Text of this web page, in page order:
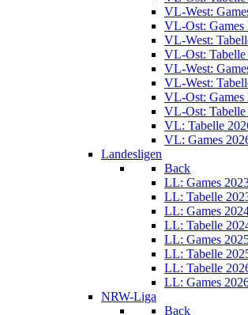
VL-West:
VL-Ost: Games
VL-West:
VL-Ost: Tabelle
VL-West:
VL-West:
VL-Ost: Games
VL-Ost: Tabelle
VL: Tabelle
VL: Games
Landesligen
Back
LL: Games
LL: Tabelle
LL: Games
LL: Tabelle
LL: Games
LL: Tabelle
LL: Tabelle
LL: Games
NRW-Liga
Back